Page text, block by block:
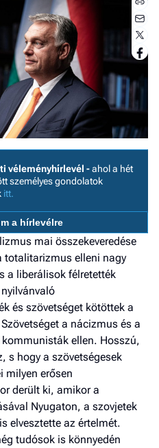
véleményhírlevél -ahol a hét
személyes gondolatok
itt.
a hírlevélre
mai összekeveredése
totalitarizmus elleni nagy
a liberálisok félretették
és szövetséget kötöttek a
a nácizmus és a
ellen. Hosszú,
s hogy a szövetségesek
milyen erősen
derült ki, amikor a
Nyugaton, a szovjetek
elvesztette az értelmét.
tudósok is könnyedén